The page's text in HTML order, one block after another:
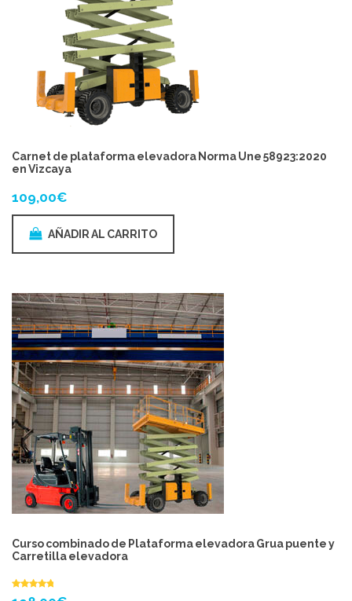
Carnet de plataforma elevadora Norma Une 58923:2020
en Vizcaya
109,00€
AÑADIR AL CARRITO
Curso combinado de Plataforma elevadora Grua puente y
Carretilla elevadora